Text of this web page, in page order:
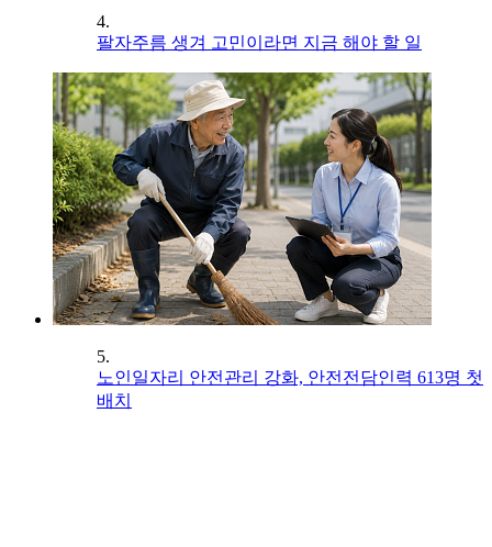
4.
팔자주름 생겨 고민이라면 지금 해야 할 일
5.
노인일자리 안전관리 강화, 안전전담인력 613명 첫
배치